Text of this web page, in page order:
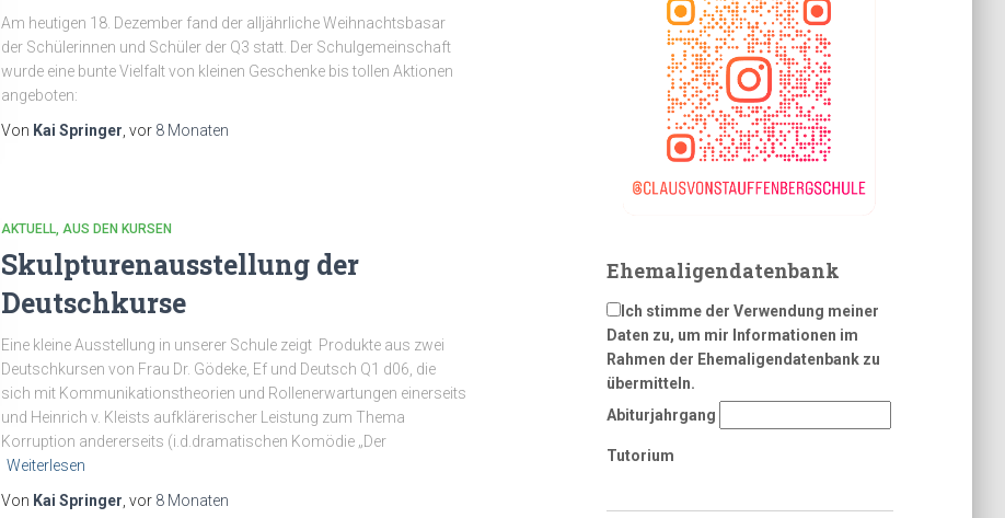
Am heutigen 18. Dezember fand der alljährliche Weihnachtsbasar
der Schülerinnen und Schüler der Q3 statt. Der Schulgemeinschaft
wurde eine bunte Vielfalt von kleinen Geschenke bis tollen Aktionen
angeboten:
Von Kai Springer , vor 8 Monaten
AKTUELL AUS DEN KURSEN
Skulpturenausstellung der
Deutschkurse
Eine kleine Ausstellung in unserer Schule zeigt Produkte aus zwei
Deutschkursen von Frau Dr. Gödeke, Ef und Deutsch Q1 d06, die
sich mit Kommunikationstheorien und Rollenerwartungen einerseits
und Heinrich v. Kleists aufklärerischer Leistung zum Thema
Korruption andererseits (i.d.dramatischen Komödie „Der
Weiterlesen
Von Kai Springer , vor 8 Monaten
Ehemaligendatenbank
Ich stimme der Verwendung meiner
Daten zu, um mir Informationen im
Rahmen der Ehemaligendatenbank zu
übermitteln.
Abiturjahrgang
Tutorium